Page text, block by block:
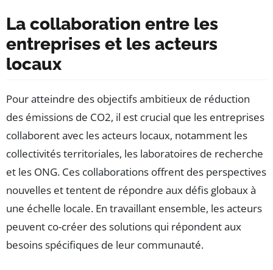
La collaboration entre les
entreprises et les acteurs
locaux
Pour atteindre des objectifs ambitieux de réduction
des émissions de CO2, il est crucial que les entreprises
collaborent avec les acteurs locaux, notamment les
collectivités territoriales, les laboratoires de recherche
et les ONG. Ces collaborations offrent des perspectives
nouvelles et tentent de répondre aux défis globaux à
une échelle locale. En travaillant ensemble, les acteurs
peuvent co-créer des solutions qui répondent aux
besoins spécifiques de leur communauté.